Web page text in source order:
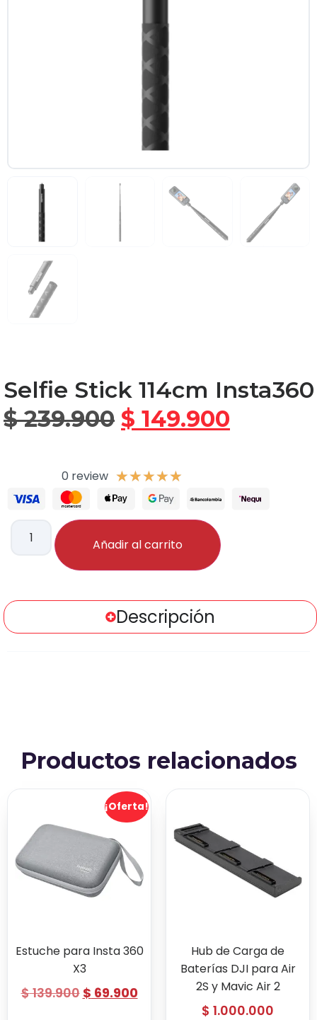
Selfie Stick 114cm Insta360
$239.900 $ 149.900
0 review ★★★★★
Añadir al carrito
Descripción
Productos relacionados
¡Oferta!
Estuche para Insta 360
X3
$139.900 $ 69.900
Hub de Carga de
Baterías DJI para Air
2S y Mavic Air 2
$ 1.000.000